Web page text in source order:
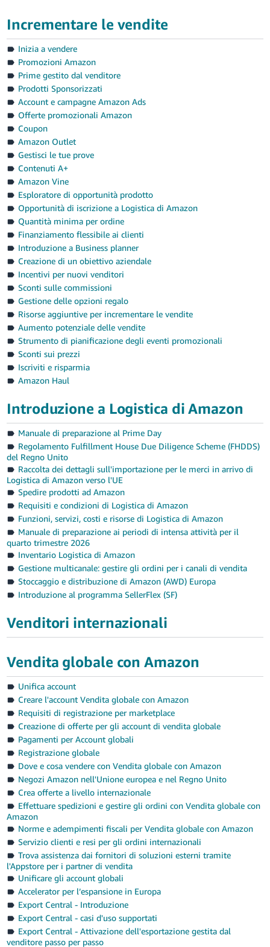
Incrementare le vendite
Inizia a vendere
Promozioni Amazon
Prime gestito dal venditore
Prodotti Sponsorizzati
Account e campagne Amazon Ads
Offerte promozionali Amazon
Coupon
Amazon Outlet
Gestisci le tue prove
Contenuti A+
Amazon Vine
Esploratore di opportunità prodotto
Opportunità di iscrizione a Logistica di Amazon
Quantità minima per ordine
Finanziamento flessibile ai clienti
Introduzione a Business planner
Creazione di un obiettivo aziendale
Incentivi per nuovi venditori
Sconti sulle commissioni
Gestione delle opzioni regalo
Risorse aggiuntive per incrementare le vendite
Aumento potenziale delle vendite
Strumento di pianificazione degli eventi promozionali
Sconti sui prezzi
Iscriviti e risparmia
Amazon Haul
Introduzione a Logistica di Amazon
Manuale di preparazione al Prime Day
Regolamento Fulfillment House Due Diligence Scheme (FHDDS)
del Regno Unito
Raccolta dei dettagli sull'importazione per le merci in arrivo di
Logistica di Amazon verso l'UE
Spedire prodotti ad Amazon
Requisiti e condizioni di Logistica di Amazon
Funzioni, servizi, costi e risorse di Logistica di Amazon
Manuale di preparazione ai periodi di intensa attività per il
quarto trimestre 2026
Inventario Logistica di Amazon
Gestione multicanale: gestire gli ordini per i canali di vendita
Stoccaggio e distribuzione di Amazon (AWD) Europa
Introduzione al programma SellerFlex (SF)
Venditori internazionali
Vendita globale con Amazon
Unifica account
Creare l'account Vendita globale con Amazon
Requisiti di registrazione per marketplace
Creazione di offerte per gli account di vendita globale
Pagamenti per Account globali
Registrazione globale
Dove e cosa vendere con Vendita globale con Amazon
Negozi Amazon nell'Unione europea e nel Regno Unito
Crea offerte a livello internazionale
Effettuare spedizioni e gestire gli ordini con Vendita globale con
Amazon
Norme e adempimenti fiscali per Vendita globale con Amazon
Servizio clienti e resi per gli ordini internazionali
Trova assistenza dai fornitori di soluzioni esterni tramite
l'Appstore per i partner di vendita
Unificare gli account globali
Accelerator per l’espansione in Europa
Export Central - Introduzione
Export Central - casi d'uso supportati
Export Central - Attivazione dell'esportazione gestita dal
venditore passo per passo